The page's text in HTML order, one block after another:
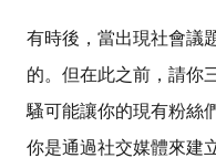
有時後，當出現社會議
的。但在此之前，請你
騷可能讓你的現有粉絲
你是通過社交媒體來建